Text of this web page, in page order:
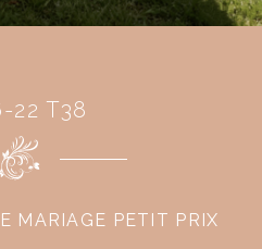
22 T38
MARIAGE PETIT PRIX